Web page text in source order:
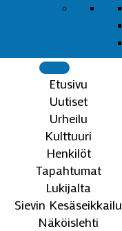
Etusivu
Uutiset
Urheilu
Kulttuuri
Henkilöt
Tapahtumat
Lukijalta
Sievin Kesäseikkailu
Näköislehti